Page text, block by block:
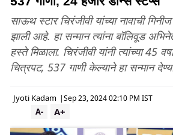
साऊथ स्टार चिरंजीवी यांच्या नावाची
झाली आहे. हा सन्मान त्यांना बॉलिवूड
हस्ते मिळाला. चिरंजीवी यांनी त्यांच्या 45
चित्रपट, 537 गाणी केल्याने हा सन्मान
Jyoti Kadam |Sep 23, 2024 02:10 PM IST
A+
A-